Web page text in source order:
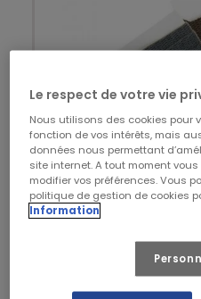
Le respect de votre vie
Nous utilisons des cookies pour
fonction de vos intérêts, mais
données nous permettant
site internet. A tout moment
modifier vos préférences. Vous
politique de gestion de cookies
Information